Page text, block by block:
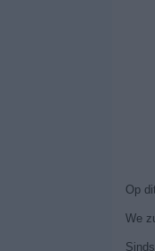
Op
We